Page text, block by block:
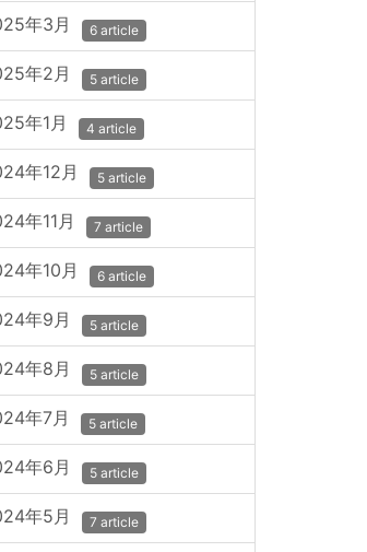
年3月 6 article
年2月 5 article
年1月 4 article
年12月 5 article
年11月 7 article
年10月 6 article
年9月 5 article
年8月 5 article
年7月 5 article
年6月 5 article
年5月 7 article